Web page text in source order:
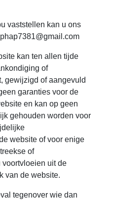
vaststellen kan u ons
kan ten allen tijde
of
gewijzigd of aangevuld
garanties voor de
en kan op geen
gehouden worden voor
website of voor enige
of
voortvloeien uit de
van de website.
tegenover wie dan